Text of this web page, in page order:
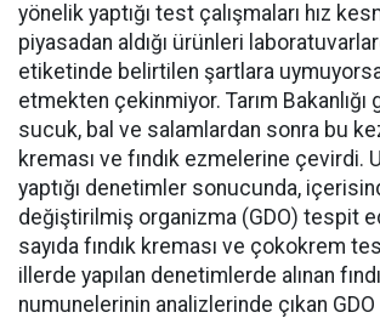
yönelik yaptığı test çalışmaları hız
piyasadan aldığı ürünleri
etiketinde belirtilen şartlara
etmekten çekinmiyor. Tarım Bakanlığı
sucuk, bal ve salamlardan sonra bu
kreması ve fındık ezmelerine çevirdi.
yaptığı denetimler sonucunda,
değiştirilmiş organizma (GDO) tespit
sayıda fındık kreması ve çokokrem
illerde yapılan denetimlerde alınan
numunelerinin analizlerinde çıkan